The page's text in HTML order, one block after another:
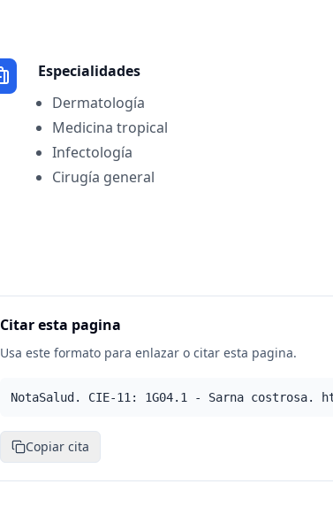
Especialidades
Dermatología
Medicina tropical
Infectología
Cirugía general
Citar esta pagina
Usa este formato para enlazar o citar esta pagina.
NotaSalud. CIE-11: 1G04.1 - Sarna costrosa.
Copiar cita